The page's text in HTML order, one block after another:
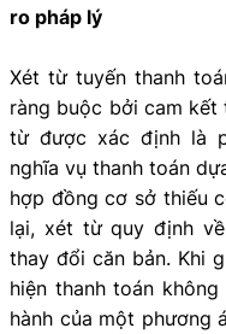
ro pháp lý
Xét từ tuyến thanh
ràng buộc bởi cam kết
từ được xác định là
nghĩa vụ thanh toán
hợp đồng cơ sở thiếu
lại, xét từ quy định
thay đổi căn bản. Khi
hiện thanh toán
hành của một phương